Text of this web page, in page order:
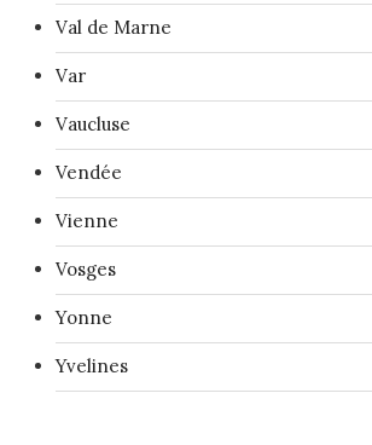
Val de Marne
Var
Vaucluse
Vendée
Vienne
Vosges
Yonne
Yvelines